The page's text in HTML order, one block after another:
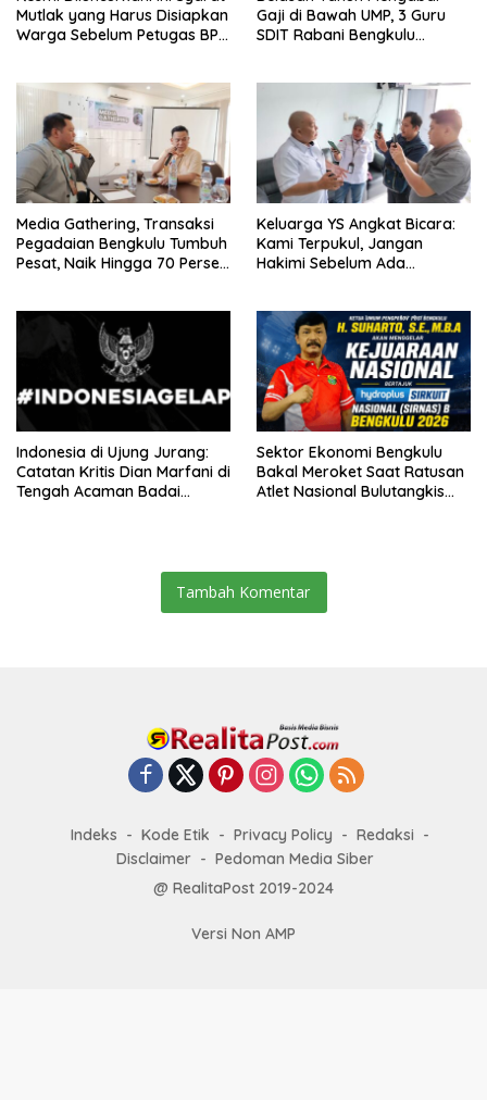
Mutlak yang Harus Disiapkan
Warga Sebelum Petugas BPN
Gaji di Bawah UMP, 3 Guru
SDIT Rabani Bengkulu
Media Gathering, Transaksi
Pegadaian Bengkulu Tumbuh
Pesat, Naik Hingga 70 Persen
Keluarga YS Angkat Bicara:
Kami Terpukul, Jangan
Hakimi Sebelum Ada
Indonesia di Ujung Jurang:
Catatan Kritis Dian Marfani di
Tengah Acaman Badai
Sektor Ekonomi Bengkulu
Bakal Meroket Saat Ratusan
Atlet Nasional Bulutangkis
Tambah Komentar
Indeks Kode Etik Privacy Policy
Redaksi
Disclaimer
Pedoman Media Siber
@ RealitaPost 2019-2024
Versi Non AMP